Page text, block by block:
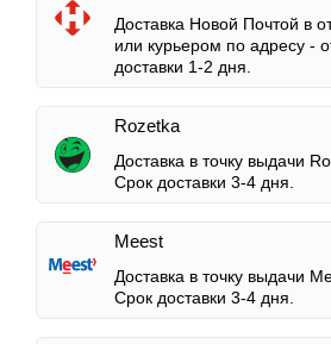
Доставка Новой Почтой в
или курьером по адресу -
доставки 1-2 дня.
Rozetka
Доставка в точку выдачи
Срок доставки 3-4 дня.
Meest
Доставка в точку выдачи
Срок доставки 3-4 дня.